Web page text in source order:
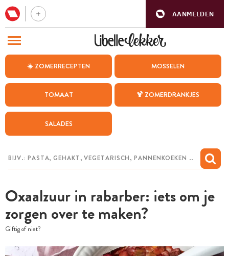
AANMELDEN
☀️ ZOMERRECEPTEN MOSSELEN
TOMAAT 🍹 ZOMERDRANKJES
SALADES
Oxaalzuur in rabarber: iets om je
zorgen over te maken?
Giftig of niet?
BEZOEK ONZE ANDERE WEBSITES
WEEKMENU
CHAT MET MAIA
MIJN BEWAARDE RECEPTEN